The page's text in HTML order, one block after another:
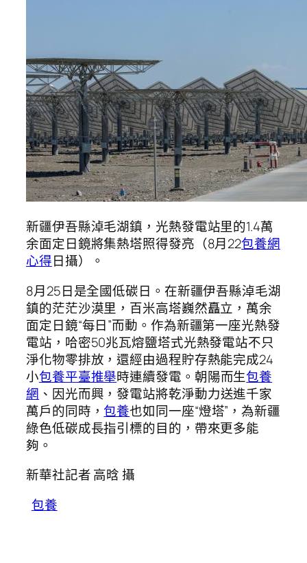
新疆伊吾縣淖毛湖鎮，光熱發電站里的1.4萬
余面定日鏡將集熱塔照得發亮（8月22包養網
心得日攝）。
8月25日是全國低碳日。在新疆伊吾縣淖毛湖
鎮的茫茫沙漠里，百米高塔巍然矗立，萬余
面定日鏡“每日”而動。作為新疆第一座光熱發
電站，哈密50兆瓦熔鹽塔式光熱發電站不只
淨化物零排放，還經由過程貯存熱能完成24
小包養平臺推舉時連續發電。朝陽而生包養
網 、因光而興，發電站將乾淨動力送進千家
萬戶的同時，包養也如同一座“燈塔”，為新疆
綠色低碳成長指引標的目的，帶來更多能
夠。
新華社記者 高晗 攝
包養